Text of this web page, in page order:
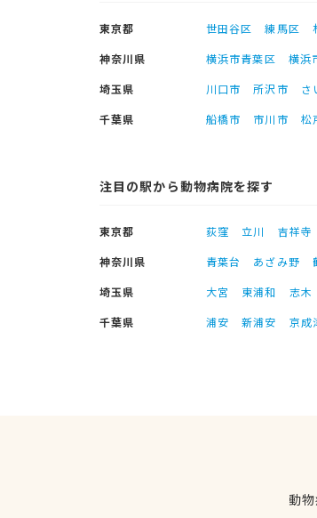
東京都 世田谷区 練馬区
神奈川県
横浜市青葉区 横浜
埼玉県
川口市 所沢市 さ
千葉県
船橋市 市川市 松
注目の駅から動物病院を探す
東京都 荻窪 立川 吉祥寺
神奈川県
青葉台 あざみ野
埼玉県
大宮 東浦和 志木
千葉県
浦安 新浦安 京成
動